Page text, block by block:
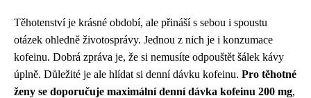
Těhotenství je krásné období, ale přináší s sebou i spoustu
otázek ohledně životosprávy. Jednou z nich je i konzumace
kofeinu. Dobrá zpráva je, že si nemusíte odpouštět šálek kávy
úplně. Důležité je ale hlídat si denní dávku kofeinu. Pro těhotné
ženy se doporučuje maximální denní dávka kofeinu 200 mg,